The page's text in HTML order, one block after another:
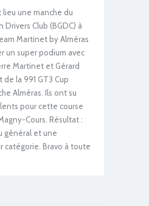
une manche du
Club (BGDC) à
Martinet by Alméras
un super podium avec
Martinet et Gérard
la 991 GT3 Cup
Alméras. Ils ont su
pour cette course
Cours. Résultat :
général et une
catégorie. Bravo à toute